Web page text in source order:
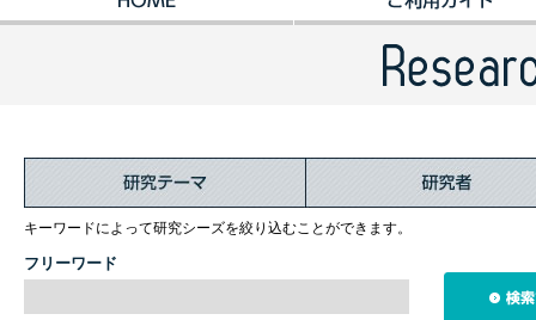
キーワードによって研究シーズを絞り込むことができます。
フリーワード